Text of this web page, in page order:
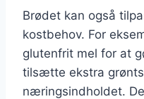
Brødet kan også
kostbehov. For
glutenfrit mel for at
tilsætte ekstra
næringsindholdet.